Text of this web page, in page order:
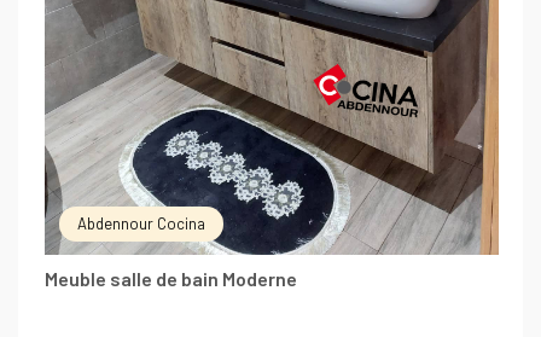
Abdennour Cocina
Meuble salle de bain Moderne